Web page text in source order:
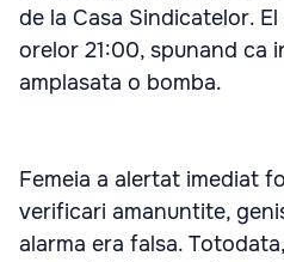
de la Casa Sindicatelor.
orelor 21:00, spunand ca
amplasata o bomba.
Femeia a alertat imediat
verificari amanuntite,
alarma era falsa.